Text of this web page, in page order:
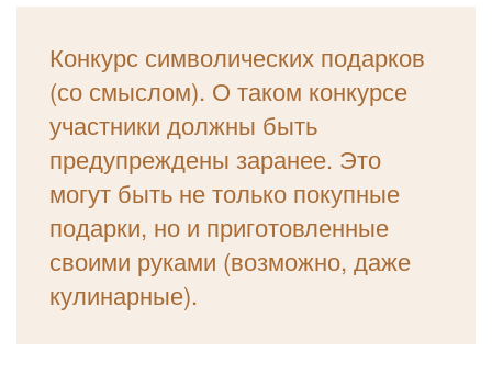
Конкурс символических подарков
(со смыслом). О таком конкурсе
участники должны быть
предупреждены заранее. Это
могут быть не только покупные
подарки, но и приготовленные
своими руками (возможно, даже
кулинарные).